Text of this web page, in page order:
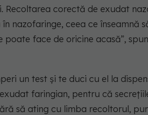
Recoltarea corectă de exudat
nazofaringe, ceea ce înseamnă
face de oricine acasă”,
un test și te duci cu el la
faringian, pentru că
să ating cu limba recoltorul,